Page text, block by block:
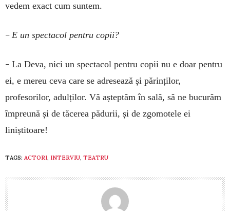
vedem exact cum suntem.
– E un spectacol pentru copii?
– La Deva, nici un spectacol pentru copii nu e doar pentru
ei, e mereu ceva care se adresează și părinților,
profesorilor, adulților. Vă așteptăm în sală, să ne bucurăm
împreună și de tăcerea pădurii, și de zgomotele ei
liniștitoare!
TAGS: ACTORI, INTERVIU, TEATRU